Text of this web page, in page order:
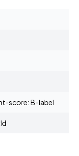
score: B-label